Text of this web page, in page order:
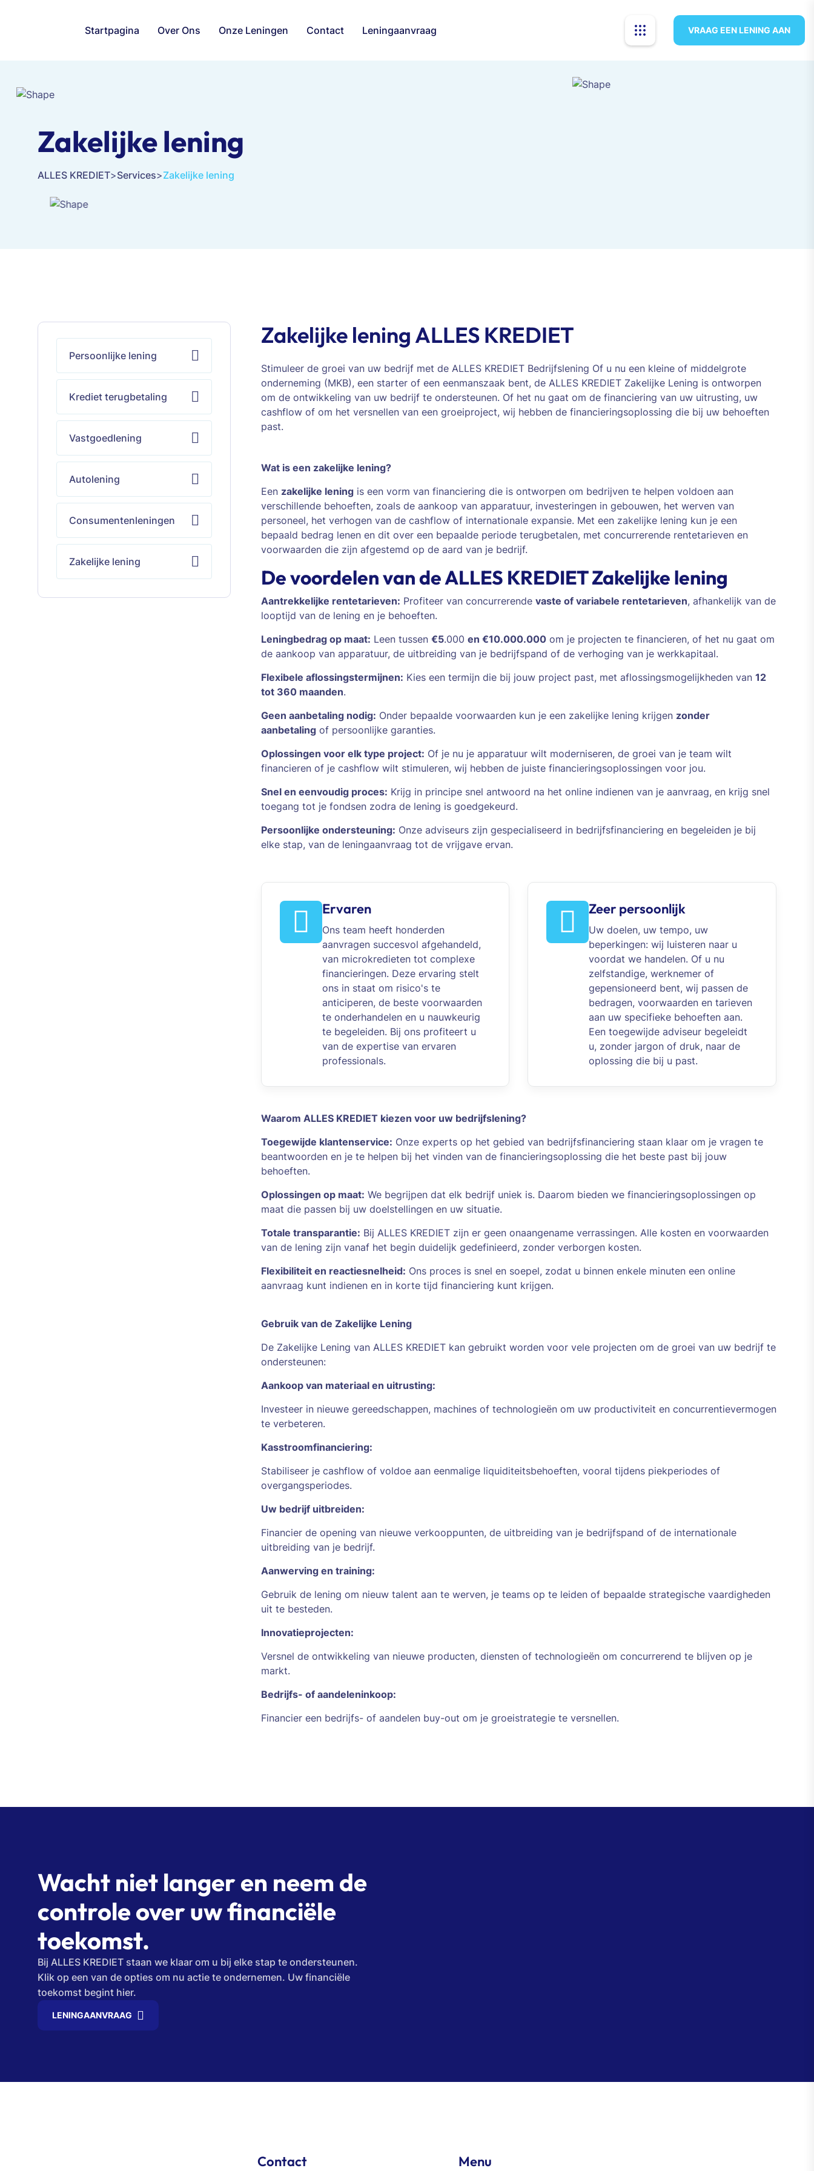
Startpagina Over Ons Onze Leningen Contact Leningaanvraag VRAAG EEN LENING AAN
Zakelijke lening
ALLES KREDIET>Services>Zakelijke lening
Persoonlijke lening
Krediet terugbetaling
Vastgoedlening
Autolening
Consumentenleningen
Zakelijke lening
Zakelijke lening ALLES KREDIET
Stimuleer de groei van uw bedrijf met de ALLES KREDIET Bedrijfslening Of u nu een kleine of middelgrote
onderneming (MKB), een starter of een eenmanszaak bent, de ALLES KREDIET Zakelijke Lening is ontworpen
om de ontwikkeling van uw bedrijf te ondersteunen. Of het nu gaat om de financiering van uw uitrusting, uw
cashflow of om het versnellen van een groeiproject, wij hebben de financieringsoplossing die bij uw behoeften
past.
Wat is een zakelijke lening?
Een zakelijke leningis een vorm van financiering die is ontworpen om bedrijven te helpen voldoen aan
verschillende behoeften, zoals de aankoop van apparatuur, investeringen in gebouwen, het werven van
personeel, het verhogen van de cashflow of internationale expansie. Met een zakelijke lening kun je een
bepaald bedrag lenen en dit over een bepaalde periode terugbetalen, met concurrerende rentetarieven en
voorwaarden die zijn afgestemd op de aard van je bedrijf.
De voordelen van de ALLES KREDIET Zakelijke lening
Aantrekkelijke rentetarieven: Profiteer van concurrerende vaste of variabele rentetarieven, afhankelijk van de
looptijd van de lening en je behoeften.
Leningbedrag op maat: Leen tussen €5.000 en €10.000.000om je projecten te financieren, of het nu gaat om
de aankoop van apparatuur, de uitbreiding van je bedrijfspand of de verhoging van je werkkapitaal.
Flexibele aflossingstermijnen: Kies een termijn die bij jouw project past, met aflossingsmogelijkheden van 12
tot 360 maanden.
Geen aanbetaling nodig: Onder bepaalde voorwaarden kun je een zakelijke lening krijgen zonder
aanbetalingof persoonlijke garanties.
Oplossingen voor elk type project: Of je nu je apparatuur wilt moderniseren, de groei van je team wilt
financieren of je cashflow wilt stimuleren, wij hebben de juiste financieringsoplossingen voor jou.
Snel en eenvoudig proces: Krijg in principe snel antwoord na het online indienen van je aanvraag, en krijg snel
toegang tot je fondsen zodra de lening is goedgekeurd.
Persoonlijke ondersteuning: Onze adviseurs zijn gespecialiseerd in bedrijfsfinanciering en begeleiden je bij
elke stap, van de leningaanvraag tot de vrijgave ervan.
Ervaren
Ons team heeft honderden
aanvragen succesvol afgehandeld,
van microkredieten tot complexe
financieringen. Deze ervaring stelt
ons in staat om risico's te
anticiperen, de beste voorwaarden
te onderhandelen en u nauwkeurig
te begeleiden. Bij ons profiteert u
van de expertise van ervaren
professionals.
Zeer persoonlijk
Uw doelen, uw tempo, uw
beperkingen: wij luisteren naar u
voordat we handelen. Of u nu
zelfstandige, werknemer of
gepensioneerd bent, wij passen de
bedragen, voorwaarden en tarieven
aan uw specifieke behoeften aan.
Een toegewijde adviseur begeleidt
u, zonder jargon of druk, naar de
oplossing die bij u past.
Waarom ALLES KREDIET kiezen voor uw bedrijfslening?
Toegewijde klantenservice: Onze experts op het gebied van bedrijfsfinanciering staan klaar om je vragen te
beantwoorden en je te helpen bij het vinden van de financieringsoplossing die het beste past bij jouw
behoeften.
Oplossingen op maat: We begrijpen dat elk bedrijf uniek is. Daarom bieden we financieringsoplossingen op
maat die passen bij uw doelstellingen en uw situatie.
Totale transparantie: Bij ALLES KREDIET zijn er geen onaangename verrassingen. Alle kosten en voorwaarden
van de lening zijn vanaf het begin duidelijk gedefinieerd, zonder verborgen kosten.
Flexibiliteit en reactiesnelheid: Ons proces is snel en soepel, zodat u binnen enkele minuten een online
aanvraag kunt indienen en in korte tijd financiering kunt krijgen.
Gebruik van de Zakelijke Lening
De Zakelijke Lening van ALLES KREDIET kan gebruikt worden voor vele projecten om de groei van uw bedrijf te
ondersteunen:
Aankoop van materiaal en uitrusting:
Investeer in nieuwe gereedschappen, machines of technologieën om uw productiviteit en concurrentievermogen
te verbeteren.
Kasstroomfinanciering:
Stabiliseer je cashflow of voldoe aan eenmalige liquiditeitsbehoeften, vooral tijdens piekperiodes of
overgangsperiodes.
Uw bedrijf uitbreiden:
Financier de opening van nieuwe verkooppunten, de uitbreiding van je bedrijfspand of de internationale
uitbreiding van je bedrijf.
Aanwerving en training:
Gebruik de lening om nieuw talent aan te werven, je teams op te leiden of bepaalde strategische vaardigheden
uit te besteden.
Innovatieprojecten:
Versnel de ontwikkeling van nieuwe producten, diensten of technologieën om concurrerend te blijven op je
markt.
Bedrijfs- of aandeleninkoop:
Financier een bedrijfs- of aandelen buy-out om je groeistrategie te versnellen.
Wacht niet langer en neem de
controle over uw financiële
toekomst.
Bij ALLES KREDIET staan ​​we klaar om u bij elke stap te ondersteunen.
Klik op een van de opties om nu actie te ondernemen. Uw financiële
toekomst begint hier.
LENINGAANVRAAG
Contact Menu